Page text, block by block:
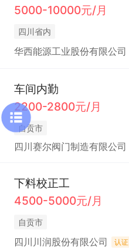
5000-10000元/月
四川省内
华西能源工业股份有限公司
车间内勤
2200-2800元/月
自贡市
四川赛尔阀门制造有限公司
下料校正工
4500-5000元/月
自贡市
四川川润股份有限公司 认证